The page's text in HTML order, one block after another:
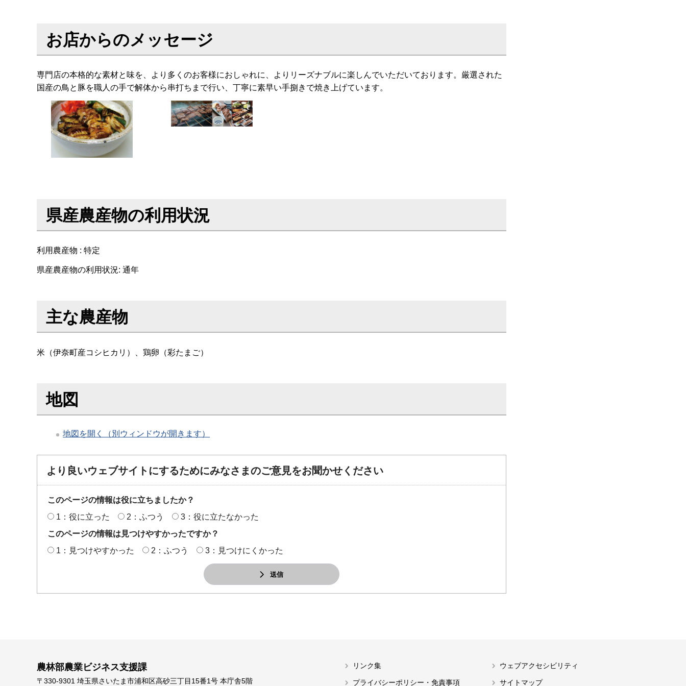
お店からのメッセージ
専門店の本格的な素材と味を、より多くのお客様におしゃれに、よりリーズナブルに楽しんでいただいております。厳選された
国産の鳥と豚を職人の手で解体から串打ちまで行い、丁寧に素早い手捌きで焼き上げています。
県産農産物の利用状況
利用農産物 : 特定
県産農産物の利用状況: 通年
主な農産物
米（伊奈町産コシヒカリ）、鶏卵（彩たまご）
地図
地図を開く（別ウィンドウが開きます）
より良いウェブサイトにするためにみなさまのご意見をお聞かせください
このページの情報は役に立ちましたか？
1：役に立った
2：ふつう
3：役に立たなかった
このページの情報は見つけやすかったですか？
1：見つけやすかった
2：ふつう 3：見つけにくかった
送信
農林部農業ビジネス支援課
〒330-9301 埼玉県さいたま市浦和区高砂三丁目15番1号 本庁舎5階
リンク集
プライバシーポリシー・免責事項
ウェブアクセシビリティ
サイトマップ